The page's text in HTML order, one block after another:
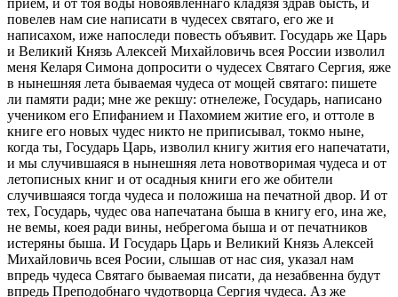
повелев нам сие написати в чудесех святаго, его же и
написахом, иже напоследи повесть объявит. Государь же Царь
и Великий Князь Алексей Михайловичь всея России изволил
меня Келаря Симона допросити о чудесех Святаго Сергия, яже
в нынешняя лета бываемая чудеса от мощей святаго: пишете
ли памяти ради; мне же рекшу: отнележе, Государь, написано
учеником его Епифанием и Пахомием житие его, и оттоле в
книге его новых чудес никто не приписывал, токмо ныне,
когда ты, Государь Царь, изволил книгу жития его напечатати,
и мы случившаяся в нынешняя лета новотворимая чудеса и от
летописных книг и от осадныя книги его же обители
случившаяся тогда чудеса и положиша на печатной двор. И от
тех, Государь, чудес ова напечатана быша в книгу его, ина же,
не вемы, коея ради вины, небрегома быша и от печатников
истеряны быша. И Государь Царь и Великий Князь Алексей
Михайловичь всея Росии, слышав от нас сия, указал нам
впредь чудеса Святаго бываемая писати, да незабвенна будут
впредь Преподобнаго чудотворца Сергия чудеса. Аз же